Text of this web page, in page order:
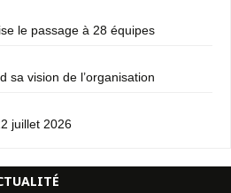
le passage à 28 équipes
sa vision de l’organisation
juillet 2026